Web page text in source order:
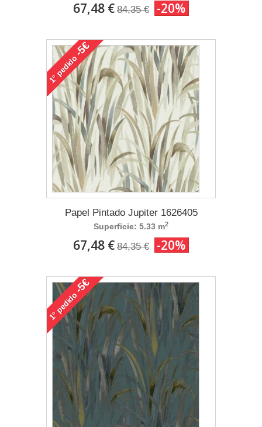
67,48 € 84,35 € -20%
1°
pedido
-5€
Papel Pintado Jupiter 1626405
Superficie: 5.33 m2
67,48 € 84,35 € -20%
1°
pedido
-5€